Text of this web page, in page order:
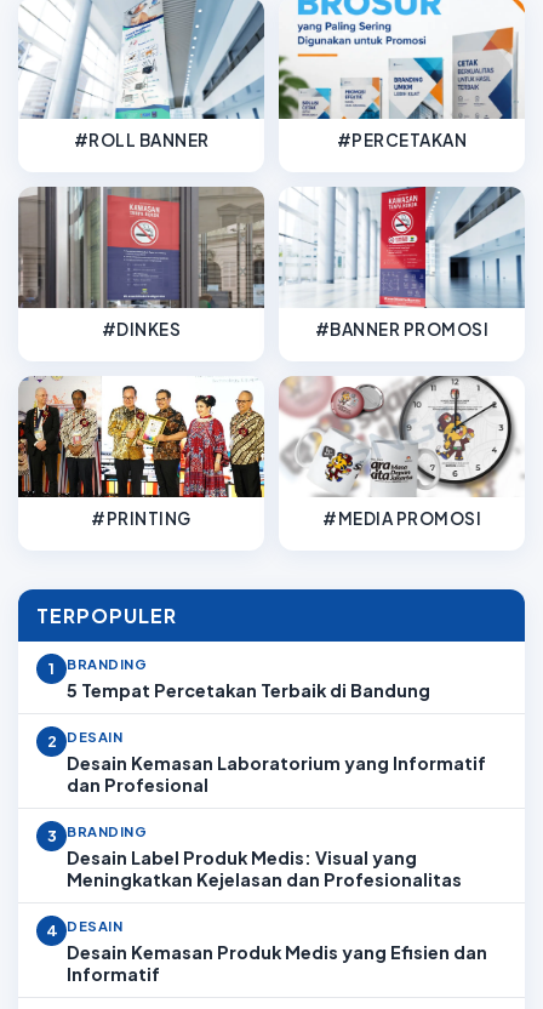
#ROLL BANNER #PERCETAKAN
#DINKES #BANNER PROMOSI
#PRINTING #MEDIA PROMOSI
TERPOPULER
1 BRANDING
5 Tempat Percetakan Terbaik di Bandung
2 DESAIN
Desain Kemasan Laboratorium yang Informatif
dan Profesional
3 BRANDING
Desain Label Produk Medis: Visual yang
Meningkatkan Kejelasan dan Profesionalitas
4 DESAIN
Desain Kemasan Produk Medis yang Efisien dan
Informatif